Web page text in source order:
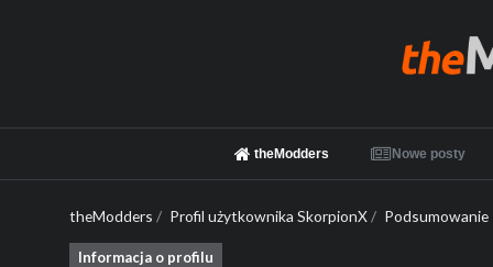
theModders Nowe posty
theModders / Profil użytkownika SkorpionX/ Podsumowanie
Informacja o profilu